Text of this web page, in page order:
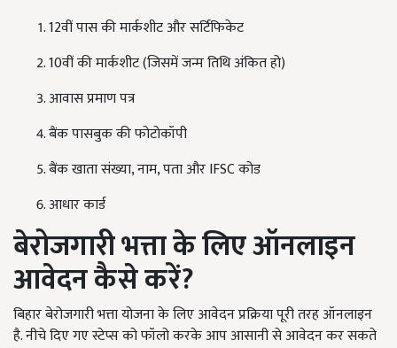
12वीं पास की मार्कशीट और सर्टिफिकेट
10वीं की मार्कशीट (जिसमें जन्म तिथि अंकित हो)
आवास प्रमाण पत्र
बैंक पासबुक की फोटोकॉपी
बैंक खाता संख्या, नाम, पता और IFSC कोड
आधार कार्ड
बेरोजगारी भत्ता के लिए ऑनलाइन
आवेदन कैसे करें?
बिहार बेरोजगारी भत्ता योजना के लिए आवेदन प्रक्रिया पूरी तरह ऑनलाइन
है. नीचे दिए गए स्टेप्स को फॉलो करके आप आसानी से आवेदन कर सकते